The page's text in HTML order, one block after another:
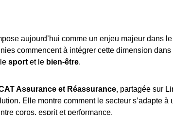
aujourd’hui comme un enjeu majeur dans
commencent à intégrer cette dimension
sport et le bien-être.
Assurance et Réassurance, partagée sur
Elle montre comment le secteur s’adapte à
corps, esprit et performance.